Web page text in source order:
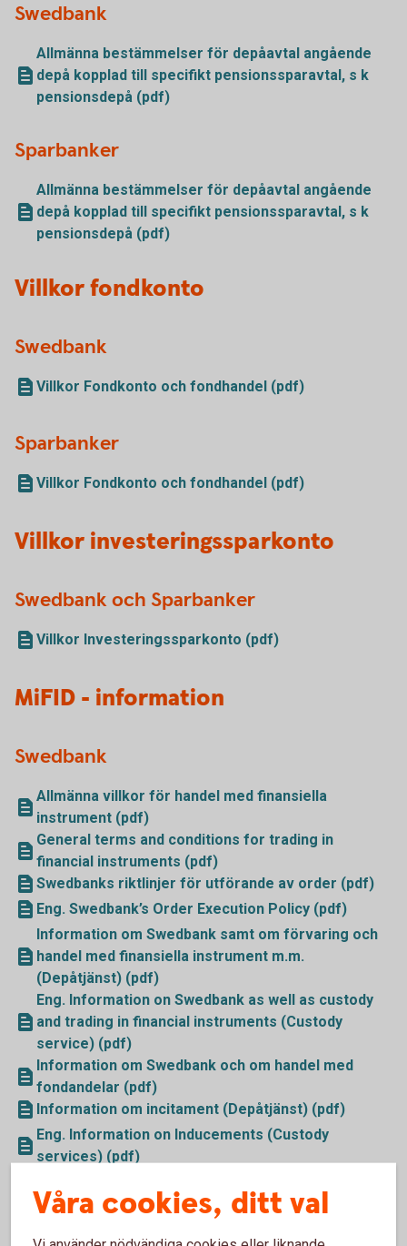
Swedbank
Allmänna bestämmelser för depåavtal angående
depå kopplad till specifikt pensionssparavtal, s k
pensionsdepå (pdf)
Sparbanker
Allmänna bestämmelser för depåavtal angående
depå kopplad till specifikt pensionssparavtal, s k
pensionsdepå (pdf)
Villkor fondkonto
Swedbank
Villkor Fondkonto och fondhandel (pdf)
Sparbanker
Villkor Fondkonto och fondhandel (pdf)
Villkor investeringssparkonto
Swedbank och Sparbanker
Villkor Investeringssparkonto (pdf)
MiFID - information
Swedbank
Allmänna villkor för handel med finansiella
instrument (pdf)
General terms and conditions for trading in
financial instruments (pdf)
Swedbanks riktlinjer för utförande av order (pdf)
Eng. Swedbank’s Order Execution Policy (pdf)
Information om Swedbank samt om förvaring och
handel med finansiella instrument m.m.
(Depåtjänst) (pdf)
Eng. Information on Swedbank as well as custody
and trading in financial instruments (Custody
service) (pdf)
Information om Swedbank och om handel med
fondandelar (pdf)
Information om incitament (Depåtjänst) (pdf)
Eng. Information on Inducements (Custody
services) (pdf)
Sammanfattande information om hantering av
Våra cookies, ditt val